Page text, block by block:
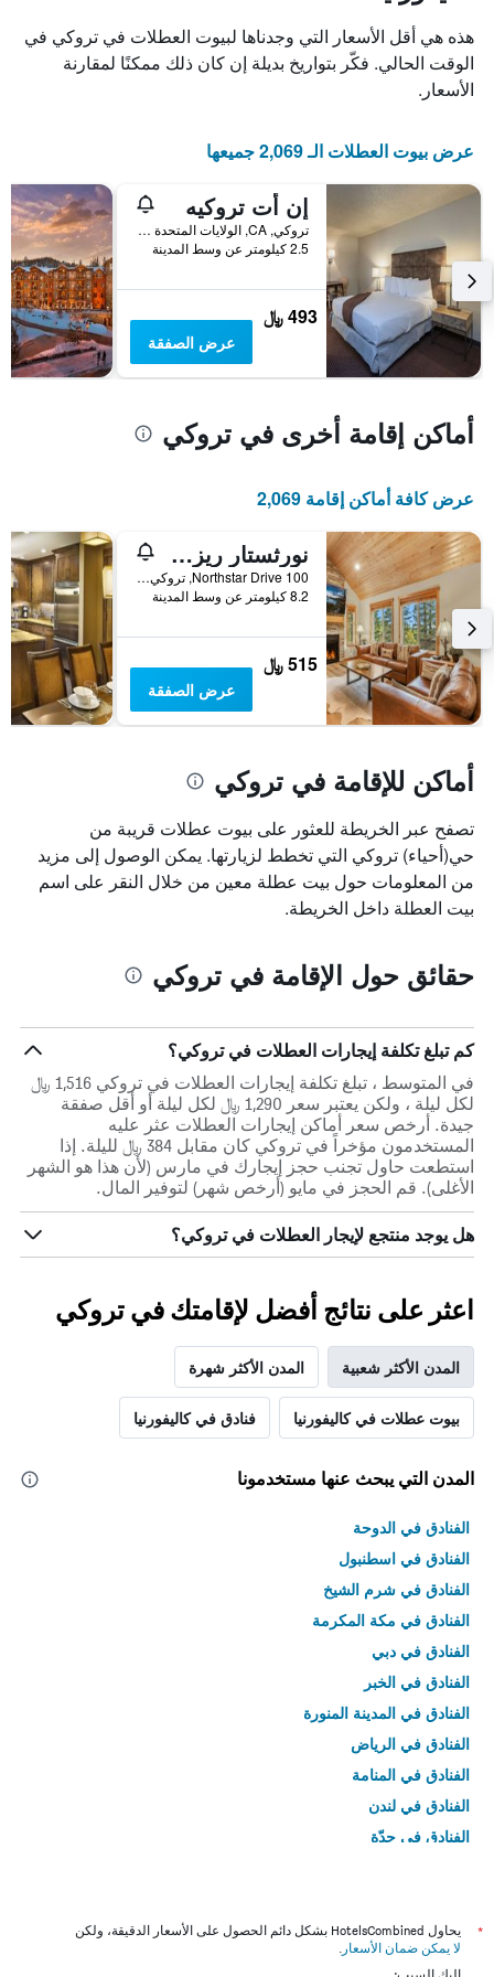
يعرض
أيام
الأسبوع.
التالي
الذي
يعرض
متوسط
سعر
غرفة
هذه هي أقل الأسعار التي وجدناها لبيوت العطلات في تروكي في
الوقت الحالي. فكّر بتواريخ بديلة إن كان ذلك ممكنًا لمقارنة
الأسعار.
عرض بيوت العطلات الـ 2,069 جميعها
إن أت تروكيه
تروكي, CA, الولايات المتحدة الأميريكية
2.5 كيلومتر عن وسط المدينة
493 ﷼
عرض الصفقة
أماكن إقامة أخرى في تروكي
عرض كافة أماكن إقامة 2,069
نورثستار ريزورت باي فايل ريزورتس
100 Northstar Drive, تروكي, CA, الولايات المتحدة الأميريكية
8.2 كيلومتر عن وسط المدينة
515 ﷼
عرض الصفقة
أماكن للإقامة في تروكي
تصفح عبر الخريطة للعثور على بيوت عطلات قريبة من
حي(أحياء) تروكي التي تخطط لزيارتها. يمكن الوصول إلى مزيد
من المعلومات حول بيت عطلة معين من خلال النقر على اسم
بيت العطلة داخل الخريطة.
حقائق حول الإقامة في تروكي
كم تبلغ تكلفة إيجارات العطلات في تروكي؟
في المتوسط ، تبلغ تكلفة إيجارات العطلات في تروكي 1,516 ﷼
لكل ليلة ، ولكن يعتبر سعر 1,290 ﷼ لكل ليلة أو أقل صفقة
جيدة. أرخص سعر أماكن إيجارات العطلات عثر عليه
المستخدمون مؤخراً في تروكي كان مقابل 384 ﷼ لليلة. إذا
استطعت حاول تجنب حجز إيجارك في مارس (لأن هذا هو الشهر
الأغلى). قم الحجز في مايو (أرخص شهر) لتوفير المال.
هل يوجد منتجع لإيجار العطلات في تروكي؟
اعثر على نتائج أفضل لإقامتك في تروكي
المدن الأكثر شعبية المدن الأكثر شهرة
بيوت عطلات في كاليفورنيا فنادق في كاليفورنيا
المدن التي يبحث عنها مستخدمونا
الفنادق في الدوحة
الفنادق في اسطنبول
الفنادق في شرم الشيخ
الفنادق في مكة المكرمة
الفنادق في دبي
الفنادق في الخبر
الفنادق في المدينة المنورة
الفنادق في الرياض
الفنادق في المنامة
الفنادق في لندن
الفنادق في جدّة
*
يحاول HotelsCombined بشكل دائم الحصول على الأسعار الدقيقة، ولكن
لا يمكن ضمان الأسعار .